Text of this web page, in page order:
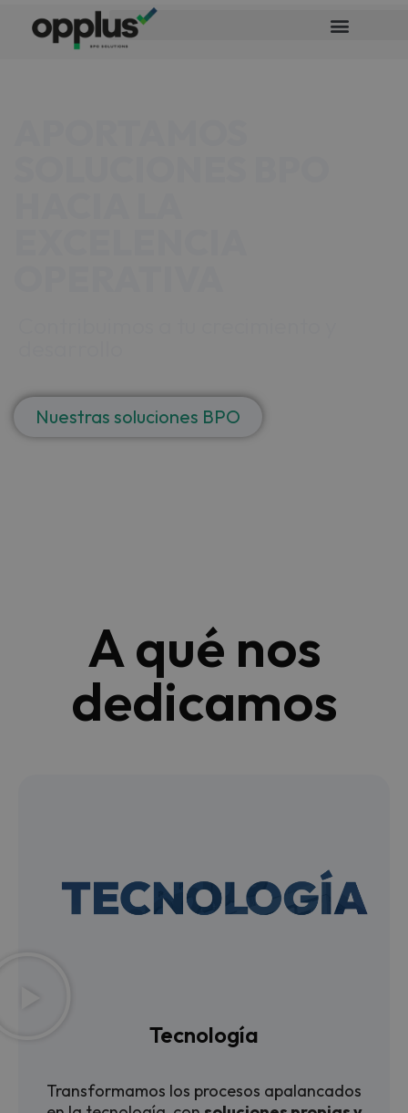
Nuestras soluciones BPO
A qué nos
dedicamos
Tecnología
Transformamos los procesos apalancados